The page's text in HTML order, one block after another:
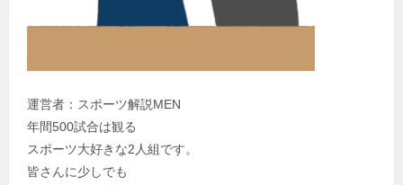
運営者：スポーツ解説MEN
年間500試合は観る
スポーツ大好きな2人組です。
皆さんに少しでも